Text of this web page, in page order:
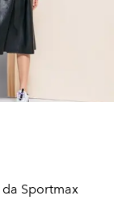
Sportmax